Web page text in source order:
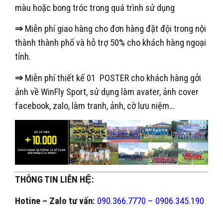
màu hoặc bong tróc trong quá trình sử dụng
⇒ Miễn phí giao hàng cho đơn hàng đặt đội trong nội
thành thành phố và hỗ trợ 50% cho khách hàng ngoại
tỉnh.
⇒ Miễn phí thiết kế 01 POSTER cho khách hàng gởi
ảnh về WinFly Sport, sử dụng làm avater, ảnh cover
facebook, zalo, làm tranh, ảnh, cờ lưu niệm…
THÔNG TIN LIÊN HỆ:
Hotine – Zalo tư vấn: 090.366.7770 – 0906.345.190